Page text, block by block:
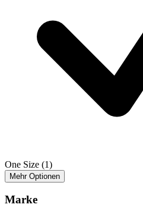
One Size (1)
Mehr Optionen
Marke